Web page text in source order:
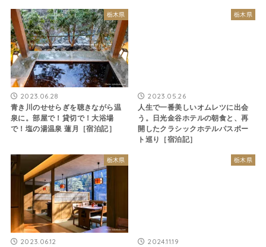
栃木県
2023.06.28
青き川のせせらぎを聴きながら温
泉に。部屋で！貸切で！大浴場
で！塩の湯温泉 蓮月［宿泊記］
栃木県
2023.05.26
人生で一番美しいオムレツに出会
う。日光金谷ホテルの朝食と、再
開したクラシックホテルパスポー
ト巡り［宿泊記］
栃木県
2023.06.12
栃木県
2024.11.19